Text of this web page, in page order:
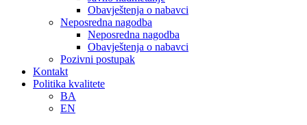
Obavještenja o nabavci
Neposredna nagodba
Neposredna nagodba
Obavještenja o nabavci
Pozivni postupak
Kontakt
Politika kvalitete
BA
EN